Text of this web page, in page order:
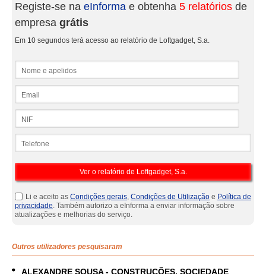
Registe-se na eInforma e obtenha 5 relatórios de
empresa grátis
Em 10 segundos terá acesso ao relatório de Loftgadget, S.a.
Li e aceito as Condições gerais, Condições de Utilização e Política de
privacidade. Também autorizo a eInforma a enviar informação sobre
atualizações e melhorias do serviço.
Outros utilizadores pesquisaram
ALEXANDRE SOUSA - CONSTRUÇÕES, SOCIEDADE